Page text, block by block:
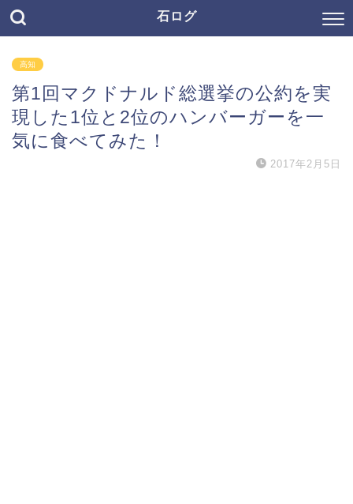
石ログ
高知
第1回マクドナルド総選挙の公約を実
現した1位と2位のハンバーガーを一
気に食べてみた！
2017年2月5日